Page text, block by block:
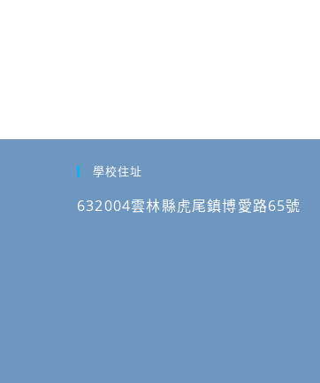
學校住址
632004雲林縣虎尾鎮博愛路65號